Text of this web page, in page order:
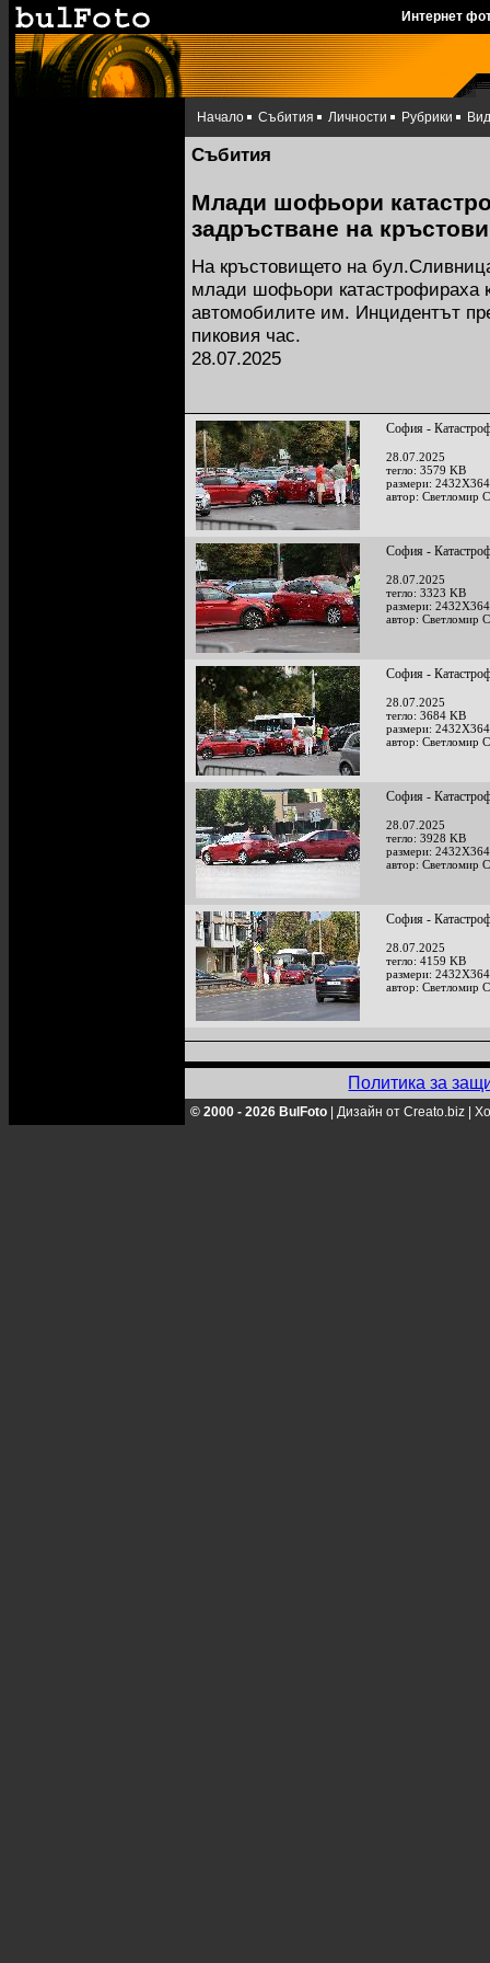
Интернет
Начало Събития Личности Рубрики
Събития
Млади шофьори
задръстване на
На кръстовището на
млади шофьори катастрофираха
автомобилите им. Инцидентът
пиковия час.
28.07.2025
София -
28.07.2025
тегло: 3579 KB
размери:
автор: Светломир
София -
28.07.2025
тегло: 3323 KB
размери:
автор: Светломир
София -
28.07.2025
тегло: 3684 KB
размери:
автор: Светломир
София -
28.07.2025
тегло: 3928 KB
размери:
автор: Светломир
София -
28.07.2025
тегло: 4159 KB
размери:
автор: Светломир
Политика за
© 2000 - 2026 BulFoto Дизайн от Creato.biz